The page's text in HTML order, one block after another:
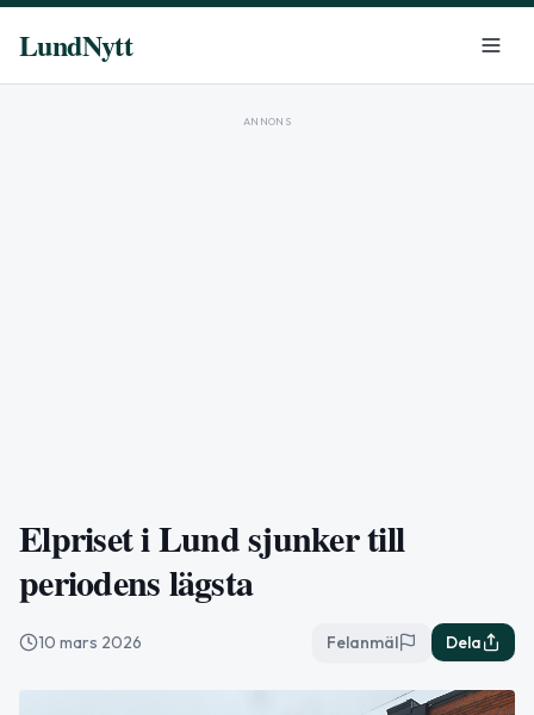
LundNytt
ANNONS
Elpriset i Lund sjunker till
periodens lägsta
10 mars 2026 Felanmäl Dela